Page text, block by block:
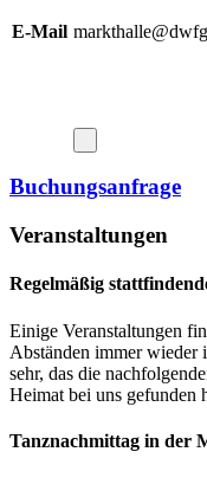
E-Mail
Buchungsanfrage
Veranstaltungen
Regelmäßig
Einige Veranstaltungen
Abständen immer wieder
sehr, das die
Heimat bei uns gefunden
Tanznachmittag in der